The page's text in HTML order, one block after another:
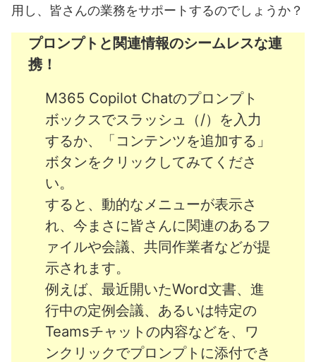
用し、皆さんの業務をサポートするのでしょうか？
プロンプトと関連情報のシームレスな連
携！
M365 Copilot Chatのプロンプト
ボックスでスラッシュ（/）を入力
するか、「コンテンツを追加する」
ボタンをクリックしてみてくださ
い。
すると、動的なメニューが表示さ
れ、今まさに皆さんに関連のあるフ
ァイルや会議、共同作業者などが提
示されます。
例えば、最近開いたWord文書、進
行中の定例会議、あるいは特定の
Teamsチャットの内容などを、ワ
ンクリックでプロンプトに添付でき